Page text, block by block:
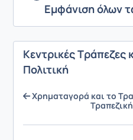
Εμφάνιση όλων
Κεντρικές Τράπεζες
Πολιτική
Χρηματαγορά και το